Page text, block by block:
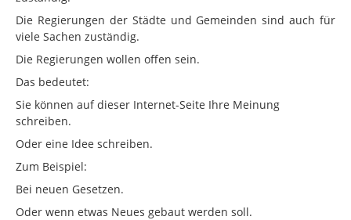
Die Regierungen der Städte und Gemeinden sind auch für
viele Sachen zuständig.
Die Regierungen wollen offen sein.
Das bedeutet:
Sie können auf dieser Internet-Seite Ihre Meinung
schreiben.
Oder eine Idee schreiben.
Zum Beispiel:
Bei neuen Gesetzen.
Oder wenn etwas Neues gebaut werden soll.